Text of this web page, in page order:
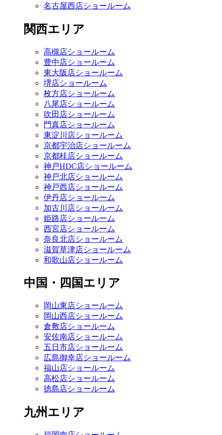
名古屋西店ショールーム
関西エリア
高槻店ショールーム
豊中店ショールーム
東大阪店ショールーム
堺店ショールーム
枚方店ショールーム
八尾店ショールーム
吹田店ショールーム
門真店ショールーム
東淀川店ショールーム
京都宇治店ショールーム
京都桂店ショールーム
神戸HDC店ショールーム
神戸北店ショールーム
神戸西店ショールーム
伊丹店ショールーム
加古川店ショールーム
姫路店ショールーム
西宮店ショールーム
奈良北店ショールーム
滋賀草津店ショールーム
和歌山店ショールーム
中国・四国エリア
岡山東店ショールーム
岡山西店ショールーム
倉敷店ショールーム
安佐南店ショールーム
五日市店ショールーム
広島御幸店ショールーム
福山店ショールーム
高松店ショールーム
徳島店ショールーム
九州エリア